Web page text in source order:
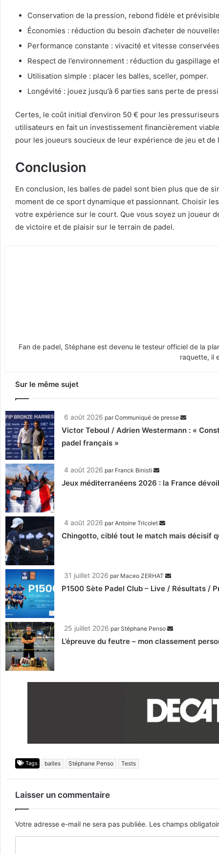
Conservation de la pression, rebond fidèle et
Économies : réduction du besoin d’acheter de
Performance constante : vivacité et vitesse
Respect de l’environnement : réduction du gaspillage
Utilisation simple : placer les balles, sceller, pomper.
Longévité : jouez jusqu’à 6 parties sans perte de
Certes, le coût initial d’environ 50 € pour les
utilisateurs en fait un investissement financièrement
pour les joueurs soucieux de leur expérience de jeu et de
Conclusion
En conclusion, les balles de padel sont bien plus que de
moment de ce sport dynamique et passionnant. Choisir
votre expérience sur le court. Que vous soyez un joueur
de victoire et de plaisir sur le terrain de padel.
Fan de padel, Stéphane est devenu le testeur officiel de la
raquette, il
Sur le même sujet
6 août 2026 parCommuniqué de presse
Victor Teboul / Adrien Westermann : «
padel français »
4 août 2026 par Franck Binisti
Jeux méditerranéens 2026 : la France
4 août 2026 parAntoine Tricolet
Chingotto, ciblé tout le match mais décisif
31 juillet 2026 par Maceo ZERHAT
P1500 Sète Padel Club – Live / Résultats /
25 juillet 2026 parStéphane Penso
L’épreuve du feutre – mon classement
Tags balles Stéphane Penso Tests
Laisser un commentaire
Votre adresse e-mail ne sera pas publiée. Les champs